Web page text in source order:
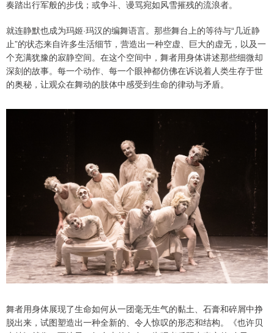
奏踏出行军般的步伐；或争斗、谩骂宛如风雪摧残的流浪者。
就连静默也成为玛姬·玛汉的编舞语言。那些舞台上的等待与“几近静
止”的状态来自许多生活细节，营造出一种空虚、巨大的虚无，以及一
个充满犹豫的寂静空间。在这个空间中，舞者用身体讲述那些细微却
深刻的故事。每一个动作、每一个眼神都仿佛在诉说着人类生存于世
的奥秘，让观众在舞动的肢体中感受到生命的律动与矛盾。
舞者用身体展现了生命如何从一团毫无生气的黏土、石膏和碎屑中挣
脱出来，试图塑造出一种全新的、令人惊叹的形态和结构。《也许贝